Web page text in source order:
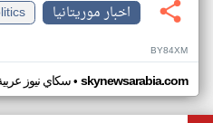
اخبار موريتانيا
BY84XM
سكاي نيوز• skynewsarabia.com